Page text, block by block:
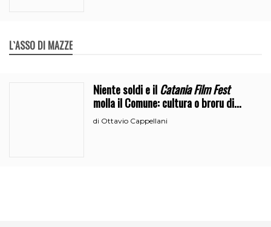
L`ASSO DI MAZZE
Niente soldi e ilCatania Film Fest
molla il Comune: cultura o broru di
ciciri?
di Ottavio Cappellani